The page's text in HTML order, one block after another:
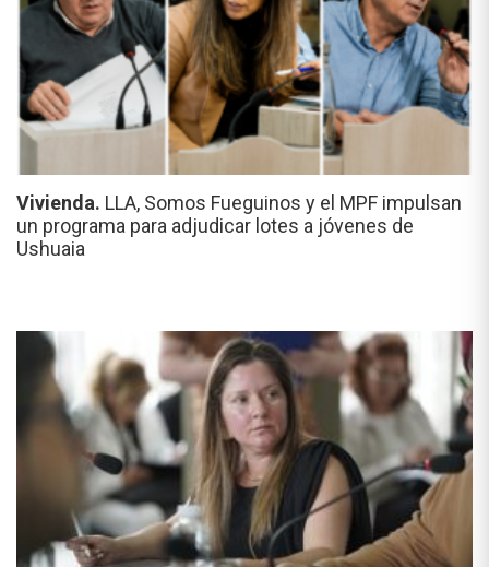
Vivienda. LLA, Somos Fueguinos y el MPF impulsan
un programa para adjudicar lotes a jóvenes de
Ushuaia